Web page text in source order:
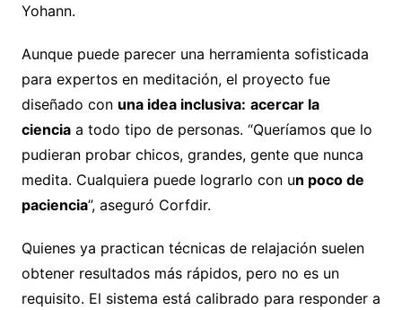
Yohann.
Aunque puede parecer una herramienta sofisticada
para expertos en meditación, el proyecto fue
diseñado con una idea inclusiva: acercar la
cienciaa todo tipo de personas. “Queríamos que lo
pudieran probar chicos, grandes, gente que nunca
medita. Cualquiera puede lograrlo con un poco de
paciencia”, aseguró Corfdir.
Quienes ya practican técnicas de relajación suelen
obtener resultados más rápidos, pero no es un
requisito. El sistema está calibrado para responder a